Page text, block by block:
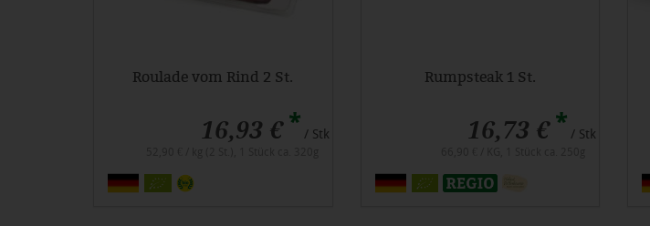
Roulade vom Rind 2 St.
16,93 €* / Stk
Rumpsteak 1 St.
16,73 €* / Stk